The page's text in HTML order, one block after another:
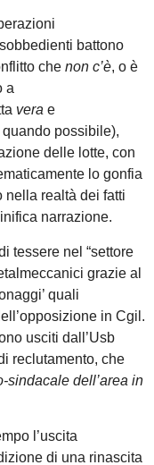
battono
che non c’è, o è
a
vera e
possibile),
delle lotte, con
lo gonfia
nella realtà dei fatti
narrazione.
tessere nel “settore
grazie al
quali
in Cgil.
usciti dall’Usb
reclutamento, che
sindacale dell’area in
l’uscita
di una rinascita